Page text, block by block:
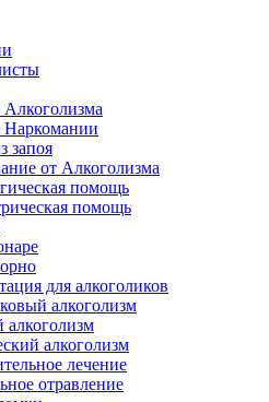
Наркомании
запоя
от Алкоголизма
помощь
помощь
для алкоголиков
алкоголизм
алкоголизм
лечение
отравление